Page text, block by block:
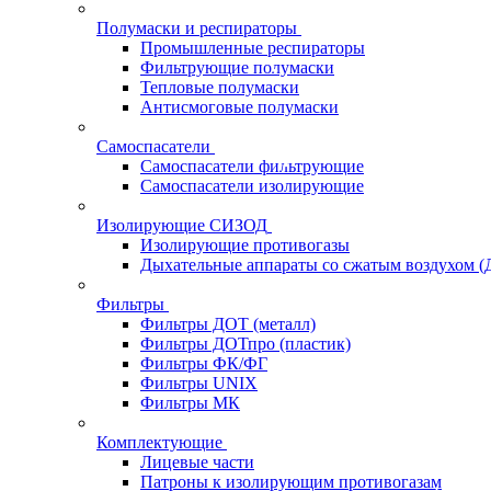
Полумаски и респираторы
Промышленные респираторы
Фильтрующие полумаски
Тепловые полумаски
Антисмоговые полумаски
Самоспасатели
Самоспасатели фильтрующие
Самоспасатели изолирующие
Изолирующие СИЗОД
Изолирующие противогазы
Дыхательные аппараты со сжатым воздухом
Фильтры
Фильтры ДОТ (металл)
Фильтры ДОТпро (пластик)
Фильтры ФК/ФГ
Фильтры UNIX
Фильтры МК
Комплектующие
Лицевые части
Патроны к изолирующим противогазам